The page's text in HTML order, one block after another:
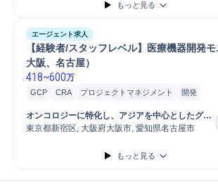
もっと見る
エージェント求人
【経験者/スタッフレベル】医療機器開発モ
大阪、名古屋）
418~600万
GCP CRA プロジェクトマネジメント
開発
メディカルライティング
市販後調査
オンコロジーに特化し、アジアを中心としたグロ
ーバル展開を進めている優良CRO企業
東京都新宿区, 大阪府大阪市, 愛知県名古屋市
もっと見る